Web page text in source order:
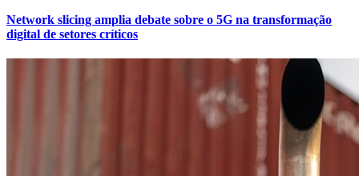
Network slicing amplia debate sobre o 5G na transformação
digital de setores críticos